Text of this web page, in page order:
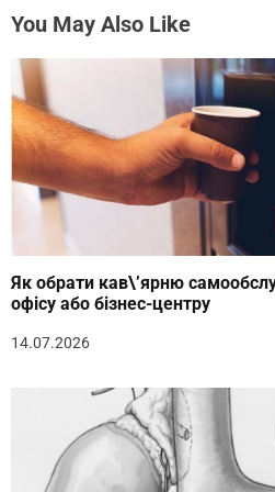
You May Also Like
Як обрати кав\’ярню
офісу або бізнес-центру
14.07.2026